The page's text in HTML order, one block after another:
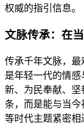
权威的指引信息。
文脉传承：在
传承千年文脉，
是年轻一代的情感
新、为民奉献、坚
条，而是能与当今
等时代主题紧密相